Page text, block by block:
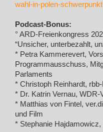
wahl-in-polen-
Podcast-Bonus:
° ARD-Freienkongress
“Unsicher, unterbezahlt,
* Petra Kammerevert,
Programmausschuss,
Parlaments
* Christoph Reinhardt,
* Dr. Katrin Vernau, WDR-
* Matthias von Fintel,
und Film
* Stephanie Hajdamowicz,